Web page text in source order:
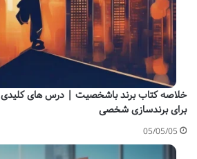
خلاصه کتاب برند باشخصیت | درس های کلیدی
برای برندسازی شخصی
05/05/05